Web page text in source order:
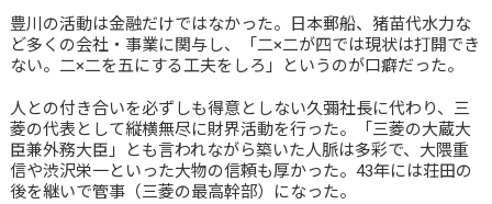
豊川の活動は金融だけではなかった。日本郵船、猪苗代水力な
ど多くの会社・事業に関与し、「二×二が四では現状は打開でき
ない。二×二を五にする工夫をしろ」というのが口癖だった。
人との付き合いを必ずしも得意としない久彌社長に代わり、三
菱の代表として縦横無尽に財界活動を行った。「三菱の大蔵大
臣兼外務大臣」とも言われながら築いた人脈は多彩で、大隈重
信や渋沢栄一といった大物の信頼も厚かった。43年には荘田の
後を継いで管事（三菱の最高幹部）になった。